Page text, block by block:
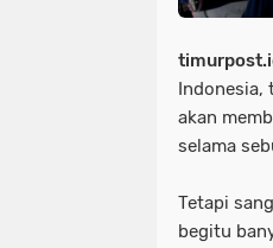
Indonesia,
akan
selama
Tetapi
begitu